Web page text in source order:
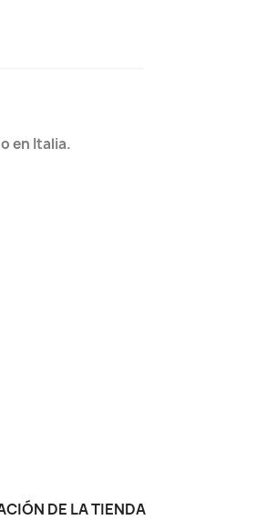
en Italia.
DE LA TIENDA